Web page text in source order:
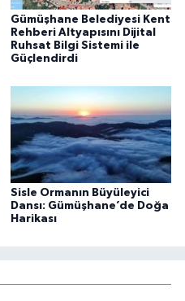
Gümüşhane Belediyesi Kent
Rehberi Altyapısını Dijital
Ruhsat Bilgi Sistemi ile
Güçlendirdi
Sisle Ormanın Büyüleyici
Dansı: Gümüşhane’de Doğa
Harikası